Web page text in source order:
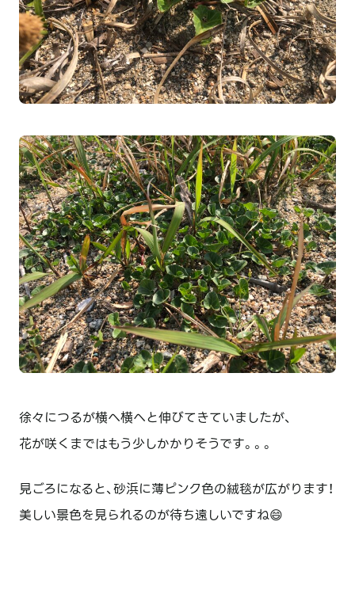
徐々につるが横へ横へと伸びてきていましたが、
花が咲くまではもう少しかかりそうです。。。
見ごろになると、砂浜に薄ピンク色の絨毯が広がります！
美しい景色を見られるのが待ち遠しいですね😄